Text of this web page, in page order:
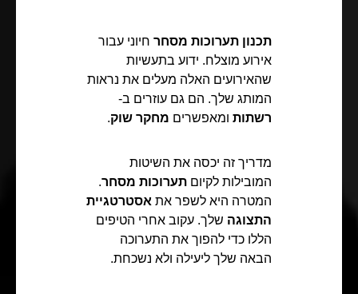
תכנון תערוכות מסחר חיוני עבור
אירוע מוצלח. ידוע בתעשיות
שהאירועים האלה מעלים את נראות
המותג שלך. הם גם עוזרים ב-
רשתות ומאפשרים מחקר שוק.
מדריך זה יכסה את השיטות
המובילות לקיום תערוכות מסחר.
המטרה היא לשפר את אסטרטגיית
התצוגה שלך. עקוב אחרי הטיפים
הללו כדי להפוך את התערוכה
הבאה שלך ליעילה ולא נשכחת.